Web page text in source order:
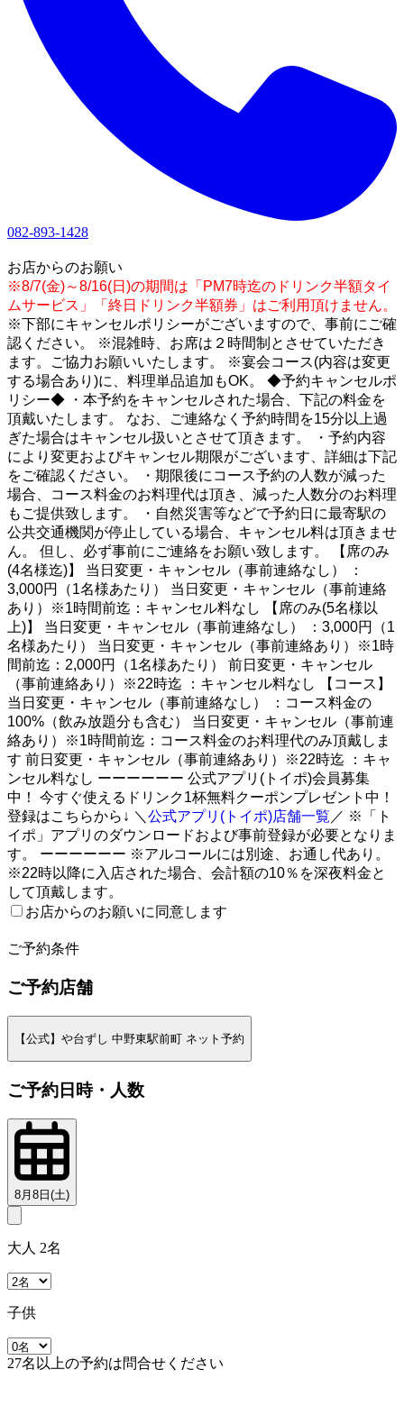
082-893-1428
お店からのお願い
※8/7(金)～8/16(日)の期間は「PM7時迄のドリンク半額タイ
ムサービス」「終日ドリンク半額券」はご利用頂けません。
※下部にキャンセルポリシーがございますので、事前にご確
認ください。 ※混雑時、お席は２時間制とさせていただき
ます。ご協力お願いいたします。 ※宴会コース(内容は変更
する場合あり)に、料理単品追加もOK。 ◆予約キャンセルポ
リシー◆ ・本予約をキャンセルされた場合、下記の料金を
頂戴いたします。 なお、ご連絡なく予約時間を15分以上過
ぎた場合はキャンセル扱いとさせて頂きます。 ・予約内容
により変更およびキャンセル期限がございます、詳細は下記
をご確認ください。 ・期限後にコース予約の人数が減った
場合、コース料金のお料理代は頂き、減った人数分のお料理
もご提供致します。 ・自然災害等などで予約日に最寄駅の
公共交通機関が停止している場合、キャンセル料は頂きませ
ん。 但し、必ず事前にご連絡をお願い致します。 【席のみ
(4名様迄)】 当日変更・キャンセル（事前連絡なし） ：
3,000円（1名様あたり） 当日変更・キャンセル（事前連絡
あり）※1時間前迄：キャンセル料なし 【席のみ(5名様以
上)】 当日変更・キャンセル（事前連絡なし） ：3,000円（1
名様あたり） 当日変更・キャンセル（事前連絡あり）※1時
間前迄：2,000円（1名様あたり） 前日変更・キャンセル
（事前連絡あり）※22時迄 ：キャンセル料なし 【コース】
当日変更・キャンセル（事前連絡なし） ：コース料金の
100%（飲み放題分も含む） 当日変更・キャンセル（事前連
絡あり）※1時間前迄：コース料金のお料理代のみ頂戴しま
す 前日変更・キャンセル（事前連絡あり）※22時迄 ：キャ
ンセル料なし ーーーーーー 公式アプリ(トイポ)会員募集
中！ 今すぐ使えるドリンク1杯無料クーポンプレゼント中！
登録はこちらから↓ ＼ 公式アプリ(トイポ)店舗一覧 ／ ※「ト
イポ」アプリのダウンロードおよび事前登録が必要となりま
す。 ーーーーーー ※アルコールには別途、お通し代あり。
※22時以降に入店された場合、会計額の10％を深夜料金と
して頂戴します。
お店からのお願いに同意します
ご予約条件
ご予約店舗
【公式】や台ずし 中野東駅前町 ネット予約
ご予約日時・人数
8月8日(土)
大人 2名
子供
27名以上の予約は問合せください